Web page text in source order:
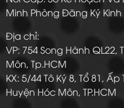
Minh Phòng Đăng Ký
Địa chỉ:
VP: 754 Song Hành
Môn, Tp.HCM
KX: 5/44 Tô Ký 8, Tổ 81,
Huyện Hóc Môn, TP.HCM